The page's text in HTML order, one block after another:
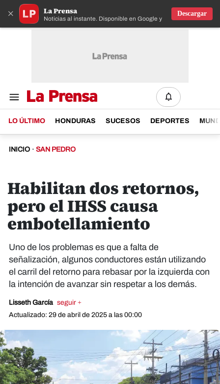
× La Prensa
Noticias al instante. Disponible en Google y IOS
Descargar
LO ÚLTIMO HONDURAS SUCESOS DEPORTES
INICIO · SAN PEDRO
Habilitan dos retornos,
pero el IHSS causa
embotellamiento
Uno de los problemas es que a falta de
señalización, algunos conductores están utilizando
el carril del retorno para rebasar por la izquierda con
la intención de avanzar sin respetar a los demás.
Lisseth García seguir +
Actualizado: 29 de abril de 2025 a las 00:00